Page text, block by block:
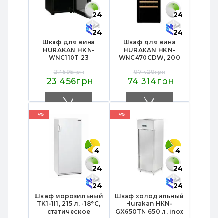
24
24
Шкаф для вина
HURAKAN HKN-
WNC110T 23
деревянных полки,
LED, угольный
корпус,
480×520×840 мм
27 595грн
23 456грн
24
24
Шкаф для вина
HURAKAN HKN-
WNC470CDW, 200
двухзонный, 4
деревянных полки,
мм, крашеная
сталь.
87 428грн
74 314грн
-15%
4
24
24
Шкаф морозильный
TK1-111, 215 л, -18°C,
статическое
-15%
4
24
24
Шкаф холодильный
Hurakan HKN-
GX650TN 650 л, inox